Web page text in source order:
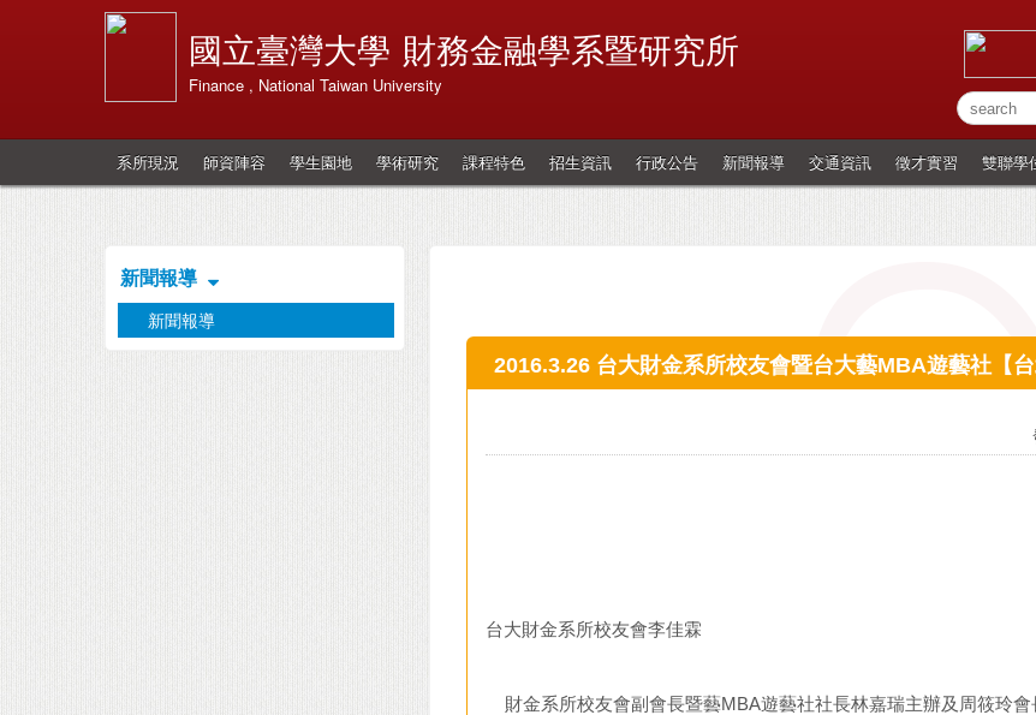
國立臺灣大學 財務金融學系暨研究所
Finance , National Taiwan University
系所現況 師資陣容 學生園地 學術研究 課程特色 招生資訊 行政公告 新聞報導 交通資訊 徵才實習 雙聯學
新聞報導
新聞報導
2016.3.26 台大財金系所校友會暨台大藝MBA遊藝社【
台大財金系所校友會李佳霖
財金系所校友會副會長暨藝MBA遊藝社社長林嘉瑞主辦及周筱玲